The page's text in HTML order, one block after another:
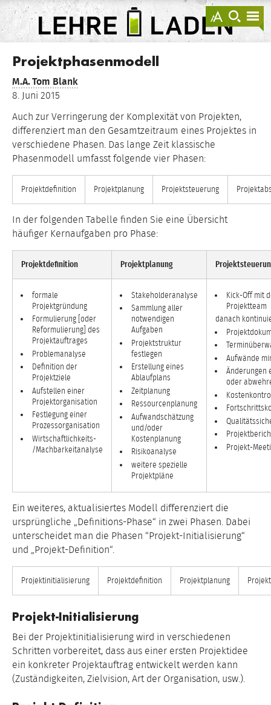
anzeigen
zur
Suche
LEHRE
LADEN
Projektphasenmodell
M.A.Tom Blank
8. Juni 2015
Auch zur Verringerung der Komplexität von Projekten,
differenziert man den Gesamtzeitraum eines Projektes in
verschiedene Phasen. Das lange Zeit klassische
Phasenmodell umfasst folgende vier Phasen:
Projektdefinition Projektplanung Projektsteuerung
In der folgenden Tabelle finden Sie eine Übersicht
häufiger Kernaufgaben pro Phase:
Projektdefinition Projektplanung
formale
Projektgründung
Formulierung [oder
Reformulierung] des
Projektauftrages
Problemanalyse
Definition der
Projektziele
Aufstellen einer
Projektorganisation
Festlegung einer
Prozessorganisation
Wirtschaftlichkeits-
/Machbarkeitanalyse
Stakeholderanalyse
Sammlung aller
notwendigen
Aufgaben
Projektstruktur
festlegen
Erstellung eines
Ablaufplans
Zeitplanung
Ressourcenplanung
Aufwandschätzung
und/oder
Kostenplanung
Risikoanalyse
weitere spezielle
Projektpläne
Kick-Off mit
Projektteam
danach
Aufwände
Änderungen
oder
Projekt-
Ein weiteres, aktualisiertes Modell differenziert die
ursprüngliche „Definitions-Phase“ in zwei Phasen. Dabei
unterscheidet man die Phasen “Projekt-Initialisierung“
und „Projekt-Definition“.
Projektinitialisierung Projektdefinition Projektplanung
Projekt-Initialisierung
Bei der Projektinitialisierung wird in verschiedenen
Schritten vorbereitet, dass aus einer ersten Projektidee
ein konkreter Projektauftrag entwickelt werden kann
(Zuständigkeiten, Zielvision, Art der Organisation, usw.).